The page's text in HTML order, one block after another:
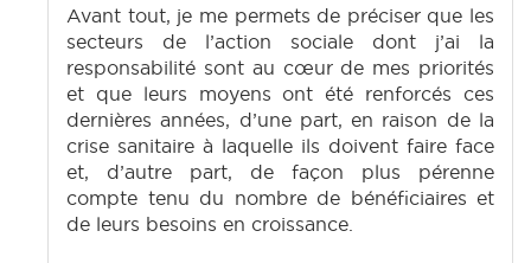
Avant tout, je me permets de préciser que les
secteurs de l’action sociale dont j’ai la
responsabilité sont au cœur de mes priorités
et que leurs moyens ont été renforcés ces
dernières années, d’une part, en raison de la
crise sanitaire à laquelle ils doivent faire face
et, d’autre part, de façon plus pérenne
compte tenu du nombre de bénéficiaires et
de leurs besoins en croissance.